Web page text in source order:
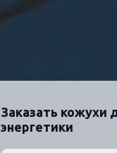
Заказать кожухи
энергетики